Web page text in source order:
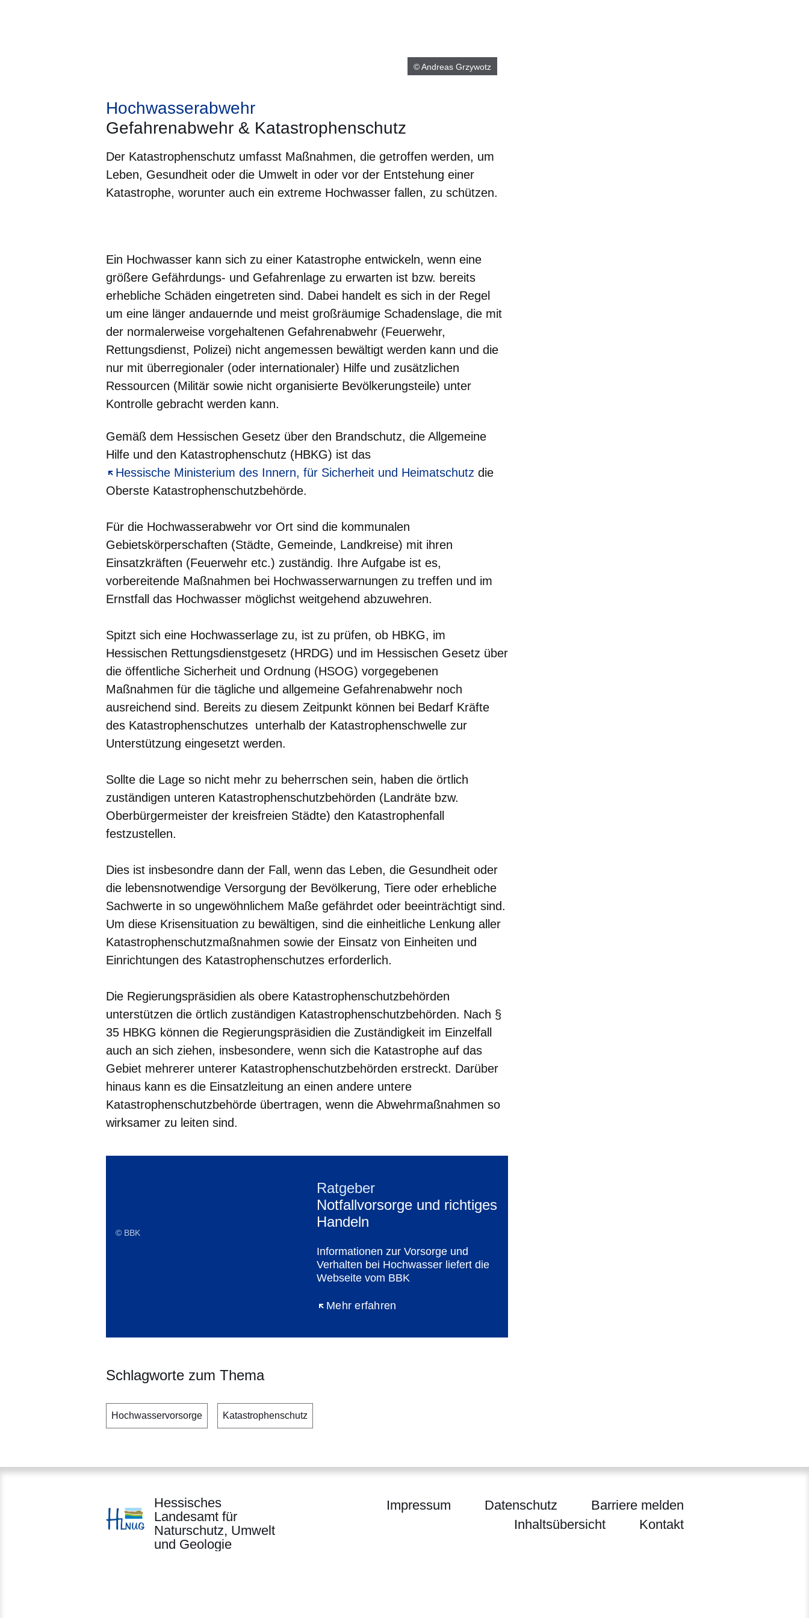
© Andreas Grzywotz
Hochwasserabwehr
Gefahrenabwehr & Katastrophenschutz
Der Katastrophenschutz umfasst Maßnahmen, die getroffen werden, um
Leben, Gesundheit oder die Umwelt in oder vor der Entstehung einer
Katastrophe, worunter auch ein extreme Hochwasser fallen, zu schützen.
Ein Hochwasser kann sich zu einer Katastrophe entwickeln, wenn eine
größere Gefährdungs- und Gefahrenlage zu erwarten ist bzw. bereits
erhebliche Schäden eingetreten sind. Dabei handelt es sich in der Regel
um eine länger andauernde und meist großräumige Schadenslage, die mit
der normalerweise vorgehaltenen Gefahrenabwehr (Feuerwehr,
Rettungsdienst, Polizei) nicht angemessen bewältigt werden kann und die
nur mit überregionaler (oder internationaler) Hilfe und zusätzlichen
Ressourcen (Militär sowie nicht organisierte Bevölkerungsteile) unter
Kontrolle gebracht werden kann.
Gemäß dem Hessischen Gesetz über den Brandschutz, die Allgemeine
Hilfe und den Katastrophenschutz (HBKG) ist das
Hessische Ministerium des Innern, für Sicherheit und Heimatschutz
Öffnet sich in einem neuen Fenster
die
Oberste Katastrophenschutzbehörde.
Für die Hochwasserabwehr vor Ort sind die kommunalen
Gebietskörperschaften (Städte, Gemeinde, Landkreise) mit ihren
Einsatzkräften (Feuerwehr etc.) zuständig. Ihre Aufgabe ist es,
vorbereitende Maßnahmen bei Hochwasserwarnungen zu treffen und im
Ernstfall das Hochwasser möglichst weitgehend abzuwehren.
Spitzt sich eine Hochwasserlage zu, ist zu prüfen, ob HBKG, im
Hessischen Rettungsdienstgesetz (HRDG) und im Hessischen Gesetz über
die öffentliche Sicherheit und Ordnung (HSOG) vorgegebenen
Maßnahmen für die tägliche und allgemeine Gefahrenabwehr noch
ausreichend sind. Bereits zu diesem Zeitpunkt können bei Bedarf Kräfte
des Katastrophenschutzes unterhalb der Katastrophenschwelle zur
Unterstützung eingesetzt werden.
Sollte die Lage so nicht mehr zu beherrschen sein, haben die örtlich
zuständigen unteren Katastrophenschutzbehörden (Landräte bzw.
Oberbürgermeister der kreisfreien Städte) den Katastrophenfall
festzustellen.
Dies ist insbesondre dann der Fall, wenn das Leben, die Gesundheit oder
die lebensnotwendige Versorgung der Bevölkerung, Tiere oder erhebliche
Sachwerte in so ungewöhnlichem Maße gefährdet oder beeinträchtigt sind.
Um diese Krisensituation zu bewältigen, sind die einheitliche Lenkung aller
Katastrophenschutzmaßnahmen sowie der Einsatz von Einheiten und
Einrichtungen des Katastrophenschutzes erforderlich.
Die Regierungspräsidien als obere Katastrophenschutzbehörden
unterstützen die örtlich zuständigen Katastrophenschutzbehörden. Nach §
35 HBKG können die Regierungspräsidien die Zuständigkeit im Einzelfall
auch an sich ziehen, insbesondere, wenn sich die Katastrophe auf das
Gebiet mehrerer unterer Katastrophenschutzbehörden erstreckt. Darüber
hinaus kann es die Einsatzleitung an einen andere untere
Katastrophenschutzbehörde übertragen, wenn die Abwehrmaßnahmen so
wirksamer zu leiten sind.
© BBK
Ratgeber
Notfallvorsorge und richtiges
Handeln
Informationen zur Vorsorge und
Verhalten bei Hochwasser liefert die
Webseite vom BBK
Mehr erfahren
Öffnet sich in einem neuen Fenster
Schlagworte zum Thema
Hochwasservorsorge Katastrophenschutz
Hessisches
Landesamt für
Naturschutz, Umwelt
und Geologie
Impressum Datenschutz
Barriere melden
Inhaltsübersicht
Kontakt